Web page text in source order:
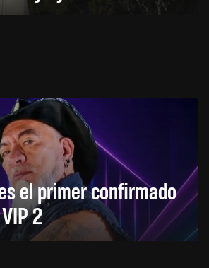
el primer confirmado
2